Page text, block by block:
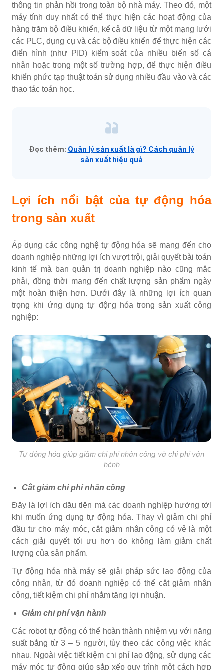
thông tin phản hồi trong toàn bộ nhà máy. Theo đó, một
máy tính duy nhất có thể thực hiện các hoạt động của
hàng trăm bộ điều khiển, kể cả dữ liệu từ một mạng lưới
các PLC, dụng cụ và các bộ điều khiển để thực hiện các
điển hình (như PID) kiểm soát của nhiều biến số cá
nhân hoặc trong một số trường hợp, để thực hiện điều
khiển phức tạp thuật toán sử dụng nhiều đầu vào và các
thao tác toán học.
Đọc thêm: Quản lý sản xuất là gì? Cách quản lý
sản xuất hiệu quả
Lợi ích nổi bật của tự động hóa
trong sản xuất
Áp dụng các công nghệ tự động hóa sẽ mang đến cho
doanh nghiệp những lợi ích vượt trội, giải quyết bài toán
kinh tế mà ban quản trị doanh nghiệp nào cũng mắc
phải, đồng thời mang đến chất lượng sản phẩm ngày
một hoàn thiện hơn. Dưới đây là những lợi ích quan
trọng khi ứng dụng tự động hóa trong sản xuất công
nghiệp:
Tự động hóa giúp giảm chi phí nhân công và chi phí vận
hành
Cắt giảm chi phí nhân công
Đây là lợi ích đầu tiên mà các doanh nghiệp hướng tới
khi muốn ứng dụng tự động hóa. Thay vì giảm chi phí
đầu tư cho máy móc, cắt giảm nhân công có vẻ là một
cách giải quyết tối ưu hơn do không làm giảm chất
lượng của sản phẩm.
Tự động hóa nhà máy sẽ giải pháp sức lao động của
công nhân, từ đó doanh nghiệp có thể cắt giảm nhân
công, tiết kiệm chi phí nhằm tăng lợi nhuận.
Giảm chi phí vận hành
Các robot tự động có thể hoàn thành nhiệm vụ với năng
suất bằng từ 3 – 5 người, tùy theo các công việc khác
nhau. Ngoài việc tiết kiệm chi phí lao động, sử dụng các
máy móc tự động giúp sắp xếp quy trình một cách hợp